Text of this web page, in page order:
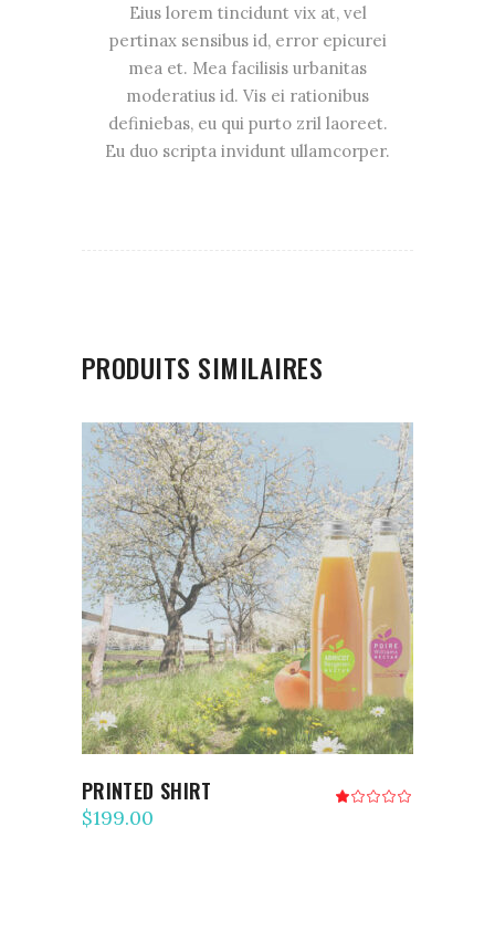
Eius lorem tincidunt vix at, vel
pertinax sensibus id, error epicurei
mea et. Mea facilisis urbanitas
moderatius id. Vis ei rationibus
definiebas, eu qui purto zril laoreet.
Eu duo scripta invidunt ullamcorper.
PRODUITS SIMILAIRES
AJOUTER AU PANIER
PRINTED SHIRT
$199.00